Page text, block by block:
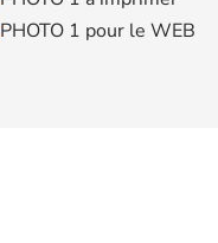
PHOTO 1 pour le WEB